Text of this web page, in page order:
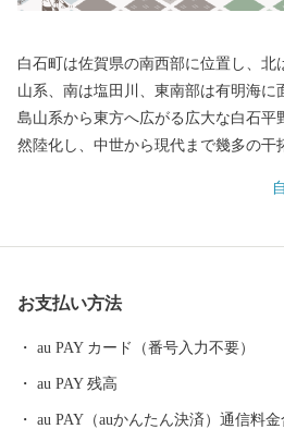
白石町は佐賀県の南西部に位置し、北
山系、南は塩田川、東南部は有明海に
島山系から東方へ広がる広大な白石平
然陸化し、中世から現代まで幾多の干
好適地帯となっています。また、六
国各地へ出荷され、品質の良さ、美味
す。さらに新しい産物や6次産業化に
す。 白石町は、山と平野、川と海と
お支払い方法
au PAY カード（番号入力不要）
au PAY 残高
au PAY（auかんたん決済）通信料